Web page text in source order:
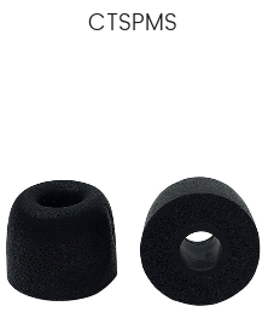
CTSPMS